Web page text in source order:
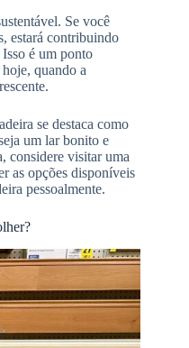
Se você
estará contribuindo
é um ponto
quando a
se destaca como
um lar bonito e
considere visitar uma
as opções disponíveis
pessoalmente.